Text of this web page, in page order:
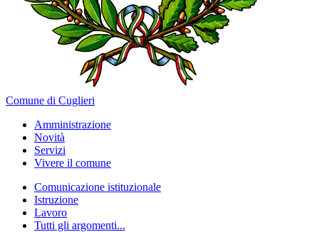
Comune di Cuglieri
Amministrazione
Novità
Servizi
Vivere il comune
Comunicazione istituzionale
Istruzione
Lavoro
Tutti gli argomenti...